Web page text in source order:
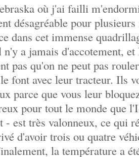
où j'ai failli
désagréable pour
dans cet immense
a jamais d'accotement,
pas qu'on ne peut pas
font avec leur tracteur. Ils
parce que vous leur
pour tout le monde que
- est très valonneux, ce qui
d'avoir trois ou quatre
la température a